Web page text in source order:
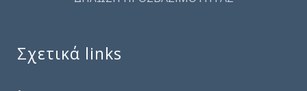
Σχετικά links
.